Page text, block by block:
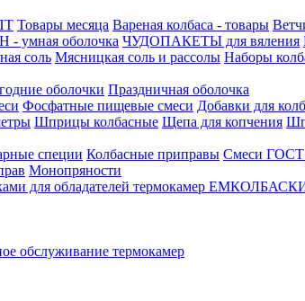
Товары месяца Вареная колбаса - товары
умная оболочка ЧУДОПАКЕТЫ для вяления
соль Мясницкая соль и рассолы Наборы
оболочки Праздничная оболочка
Фосфатные пищевые смеси Добавки для
Шприцы колбасные Щепа для копчения
специи Колбасные приправы Смеси ГОСТ
Монопряности
для обладателей термокамер
обслуживание термокамер